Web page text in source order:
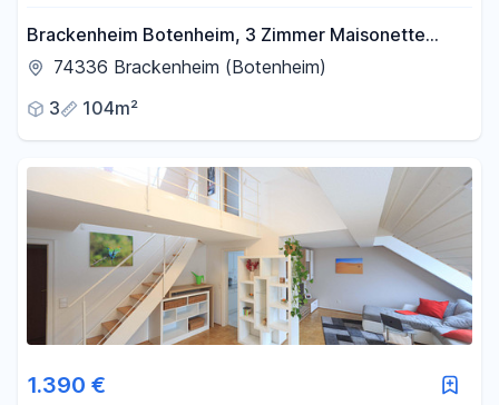
Brackenheim Botenheim, 3 Zimmer Maisonette
Wohnung
74336 Brackenheim (Botenheim)
3
104m²
1.390 €